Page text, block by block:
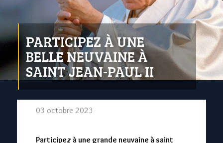
PARTICIPEZ À UNE
BELLE NEUVAINE À
SAINT JEAN-PAUL II
03 octobre 2023
Participez à une grande neuvaine à saint